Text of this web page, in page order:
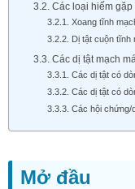
3.2. Các loại hiếm
3.2.1. Xoang tĩnh
3.2.2. Dị tật cuộn tĩnh
3.3. Các dị tật mạch
3.3.1. Các dị tật có
3.3.2. Các dị tật có
3.3.3. Các hội chứng/
Mở đầu